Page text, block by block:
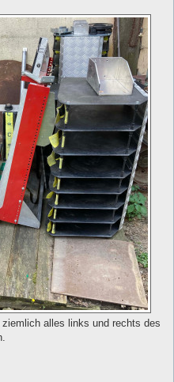
alles links und rechts des